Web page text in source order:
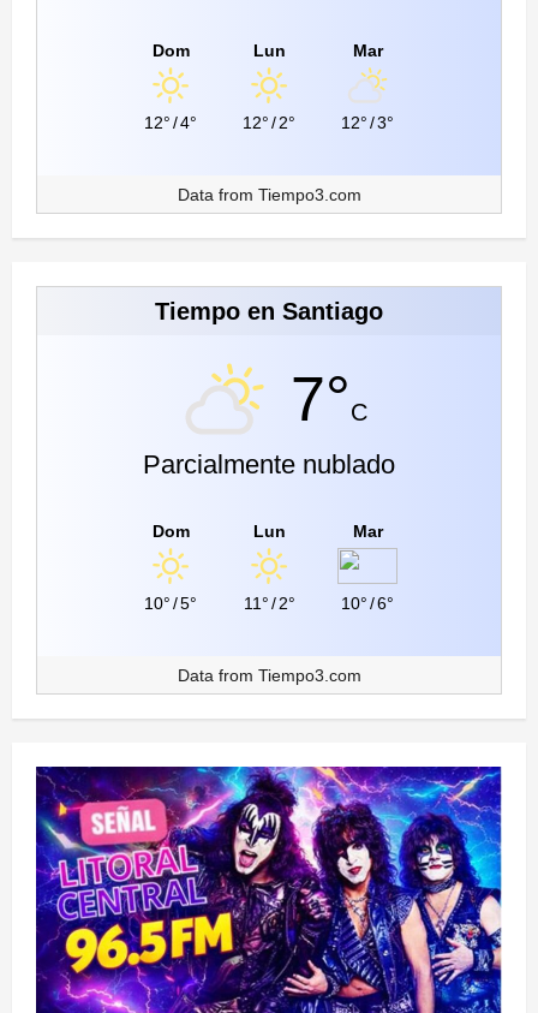
Dom
12°/4°
Lun
12°/2°
Mar
12°/3°
Data from Tiempo3.com
Tiempo en Santiago
7°C
Parcialmente nublado
Dom
10°/5°
Lun
11°/ 2°
Mar
10°/6°
Data from Tiempo3.com